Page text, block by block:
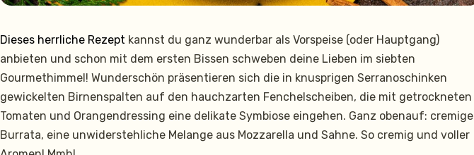
Dieses herrliche Rezept kannst du ganz wunderbar als Vorspeise (oder Hauptgang)
anbieten und schon mit dem ersten Bissen schweben deine Lieben im siebten
Gourmethimmel! Wunderschön präsentieren sich die in knusprigen Serranoschinken
gewickelten Birnenspalten auf den hauchzarten Fenchelscheiben, die mit getrockneten
Tomaten und Orangendressing eine delikate Symbiose eingehen. Ganz obenauf: cremige
Burrata, eine unwiderstehliche Melange aus Mozzarella und Sahne. So cremig und voller